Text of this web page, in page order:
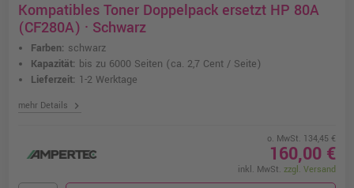
Kompatibles Toner Doppelpack ersetzt HP 80A
(CF280A) · Schwarz
Farben: schwarz
Kapazität: bis zu 6000 Seiten (ca. 2,7 Cent / Seite)
Lieferzeit: 1-2 Werktage
mehr Details chevron_right
o. MwSt. 134,45 €
160,00 €
inkl. MwSt. zzgl. Versand